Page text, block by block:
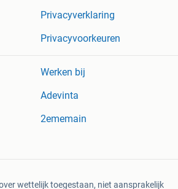
Privacyverklaring
Privacyvoorkeuren
Werken bij
Adevinta
2ememain
wettelijk toegestaan, niet aansprakelijk